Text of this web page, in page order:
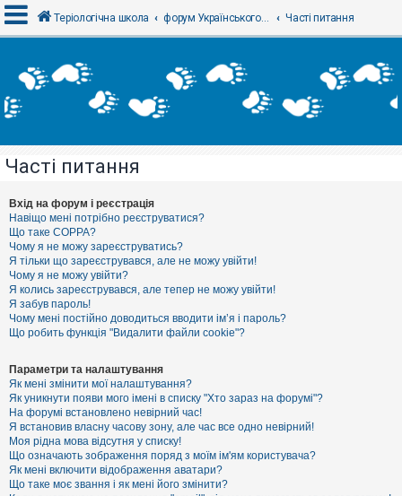
х
і
Р
є
с
т
р
а
ц
і
я
Т
м
и
б
е
з
в
і
д
п
о
в
Теріологічна школа форум Українського теріологічного товариства Часті питання
Часті питання
Вхід на форум і реєстрація
Навіщо мені потрібно реєструватися?
Що таке COPPA?
Чому я не можу зареєструватись?
Я тільки що зареєструвався, але не можу увійти!
Чому я не можу увійти?
Я колись зареєструвався, але тепер не можу увійти!
Я забув пароль!
Чому мені постійно доводиться вводити ім’я і пароль?
Що робить функція "Видалити файли cookie"?
Параметри та налаштування
Як мені змінити мої налаштування?
Як уникнути появи мого імені в списку "Хто зараз на форумі"?
На форумі встановлено невірний час!
Я встановив власну часову зону, але час все одно невірний!
Моя рідна мова відсутня у списку!
Що означають зображення поряд з моїм ім'ям користувача?
Як мені включити відображення аватари?
Що таке моє звання і як мені його змінити?